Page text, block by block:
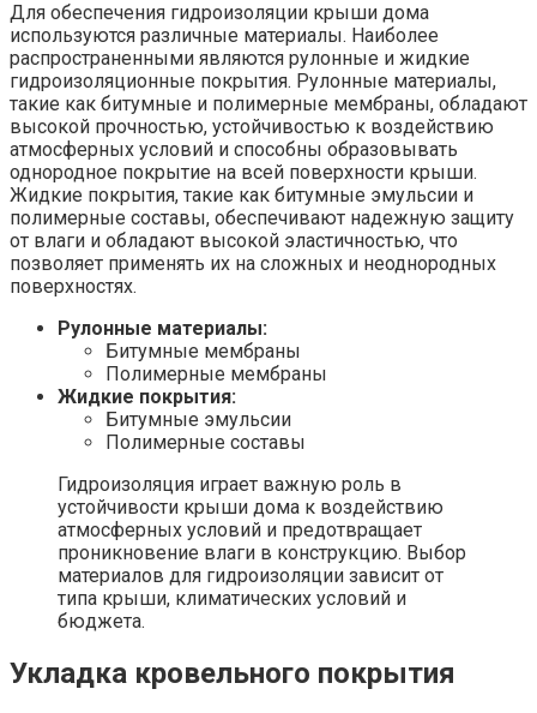
Для обеспечения гидроизоляции крыши дома
используются различные материалы. Наиболее
распространенными являются рулонные и жидкие
гидроизоляционные покрытия. Рулонные материалы,
такие как битумные и полимерные мембраны, обладают
высокой прочностью, устойчивостью к воздействию
атмосферных условий и способны образовывать
однородное покрытие на всей поверхности крыши.
Жидкие покрытия, такие как битумные эмульсии и
полимерные составы, обеспечивают надежную защиту
от влаги и обладают высокой эластичностью, что
позволяет применять их на сложных и неоднородных
поверхностях.
Рулонные материалы:
Битумные мембраны
Полимерные мембраны
Жидкие покрытия:
Битумные эмульсии
Полимерные составы
Гидроизоляция играет важную роль в
устойчивости крыши дома к воздействию
атмосферных условий и предотвращает
проникновение влаги в конструкцию. Выбор
материалов для гидроизоляции зависит от
типа крыши, климатических условий и
бюджета.
Укладка кровельного покрытия